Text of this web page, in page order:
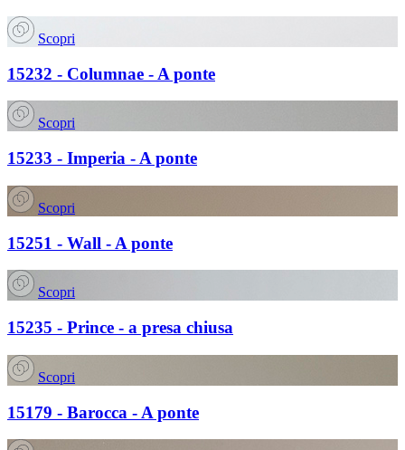
Scopri
15232 - Columnae - A ponte
Scopri
15233 - Imperia - A ponte
Scopri
15251 - Wall - A ponte
Scopri
15235 - Prince - a presa chiusa
Scopri
15179 - Barocca - A ponte